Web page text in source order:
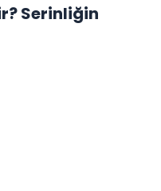
Serinliğin